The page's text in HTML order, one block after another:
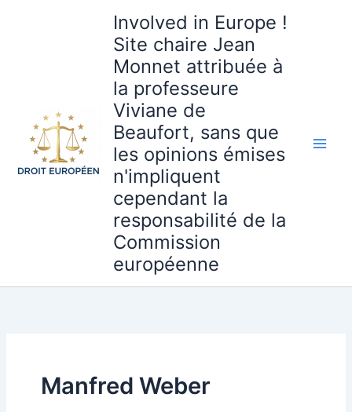
Involved in Europe !
Site chaire Jean
Monnet attribuée à
la professeure
Viviane de
Beaufort, sans que
les opinions émises
n'impliquent
cependant la
responsabilité de la
Commission
européenne
Manfred Weber